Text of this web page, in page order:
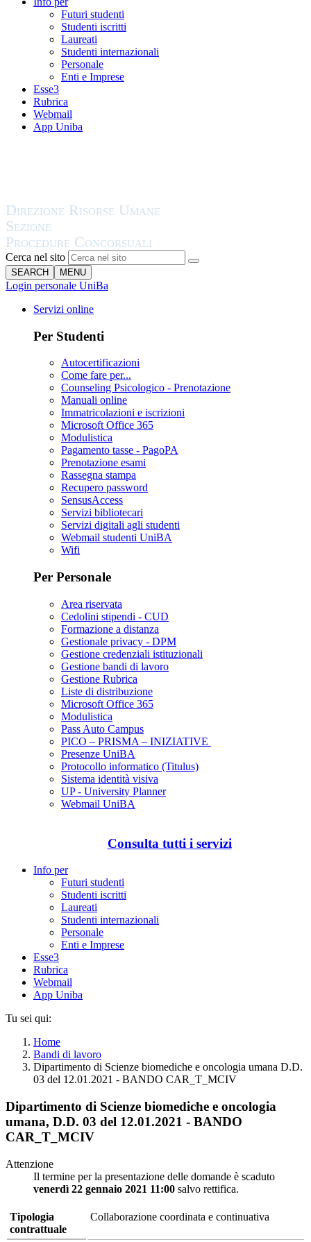
Futuri studenti
Studenti iscritti
Laureati
Studenti internazionali
Personale
Enti e Imprese
Esse3
Rubrica
Webmail
App Uniba
Cerca nel sito
SEARCH MENU
Login personale UniBa
Servizi online
Per Studenti
Autocertificazioni
Come fare per...
Counseling Psicologico - Prenotazione
Manuali online
Immatricolazioni e iscrizioni
Microsoft Office 365
Modulistica
Pagamento tasse - PagoPA
Prenotazione esami
Rassegna stampa
Recupero password
SensusAccess
Servizi bibliotecari
Servizi digitali agli studenti
Webmail studenti UniBA
Wifi
Per Personale
Area riservata
Cedolini stipendi - CUD
Formazione a distanza
Gestionale privacy - DPM
Gestione credenziali istituzionali
Gestione bandi di lavoro
Gestione Rubrica
Liste di distribuzione
Microsoft Office 365
Modulistica
Pass Auto Campus
PICO – PRISMA – INIZIATIVE
Presenze UniBA
Protocollo informatico (Titulus)
Sistema identità visiva
UP - University Planner
Webmail UniBA
Consulta tutti i servizi
Info per
Futuri studenti
Studenti iscritti
Laureati
Studenti internazionali
Personale
Enti e Imprese
Esse3
Rubrica
Webmail
App Uniba
Tu sei qui:
Home
Bandi di lavoro
Dipartimento di Scienze biomediche e oncologia umana D.D.
03 del 12.01.2021 - BANDO CAR_T_MCIV
Dipartimento di Scienze biomediche e oncologia
umana, D.D. 03 del 12.01.2021 - BANDO
CAR_T_MCIV
Attenzione
Il termine per la presentazione delle domande è scaduto
venerdì 22 gennaio 2021 11:00 salvo rettifica.
Tipologia
contrattuale
Collaborazione coordinata e continuativa